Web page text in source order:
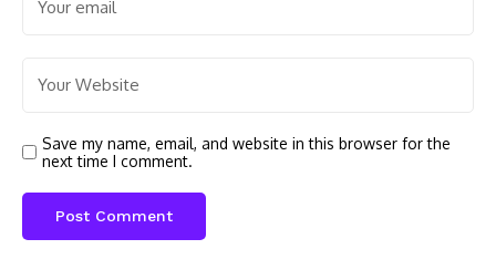
Save my name, email, and website in this browser for the
next time I comment.